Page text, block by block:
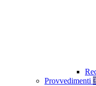
Provvedimenti